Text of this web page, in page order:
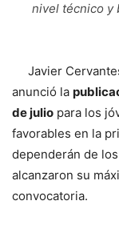
nivel técnico y
Javier
anunció la
de julio para los
favorables en la
dependerán de
alcanzaron su
convocatoria.